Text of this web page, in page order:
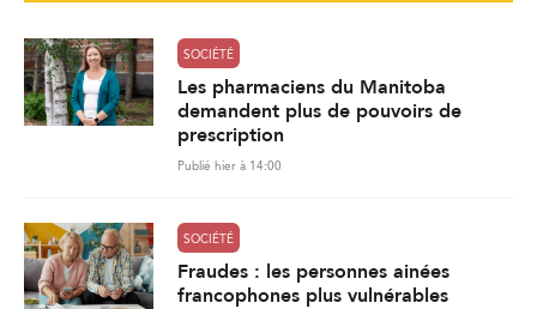
SOCIÉTÉ
Les pharmaciens du Manitoba
demandent plus de pouvoirs de
prescription
Publié hier à 14:00
SOCIÉTÉ
Fraudes : les personnes ainées
francophones plus vulnérables